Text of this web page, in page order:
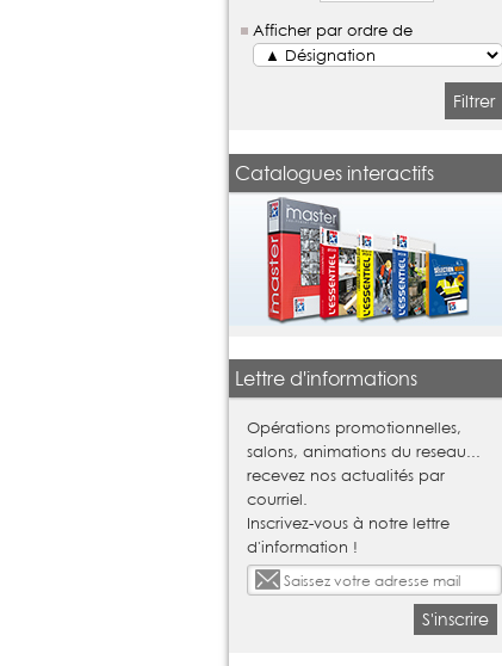
Afficher par ordre de
Filtrer
Catalogues interactifs
Lettre d'informations
Opérations promotionnelles,
salons, animations du reseau...
recevez nos actualités par
courriel.
Inscrivez-vous à notre lettre
d'information !
S'inscrire